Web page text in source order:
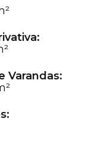
Varandas: